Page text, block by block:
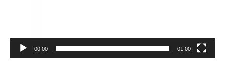
00:00 01:00